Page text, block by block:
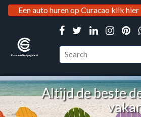
Een auto huren op Curacao klik
Altijd de beste